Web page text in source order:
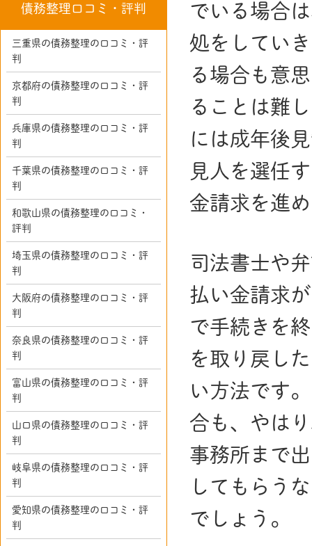
でいる場合
処をしてい
る場合も意
ることは難
には成年後
見人を選任
金請求を進
司法書士や
払い金請求
で手続きを
を取り戻し
い方法です
合も、やは
事務所まで
してもらう
でしょう。
債務整理口コミ・評判
三重県の債務整理の口コミ・評
判
京都府の債務整理の口コミ・評
判
兵庫県の債務整理の口コミ・評
判
千葉県の債務整理の口コミ・評
判
和歌山県の債務整理の口コミ・
評判
埼玉県の債務整理の口コミ・評
判
大阪府の債務整理の口コミ・評
判
奈良県の債務整理の口コミ・評
判
富山県の債務整理の口コミ・評
判
山口県の債務整理の口コミ・評
判
岐阜県の債務整理の口コミ・評
判
愛知県の債務整理の口コミ・評
判